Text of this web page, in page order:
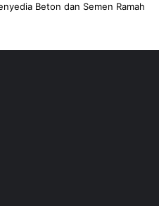
Beton dan Semen Ramah